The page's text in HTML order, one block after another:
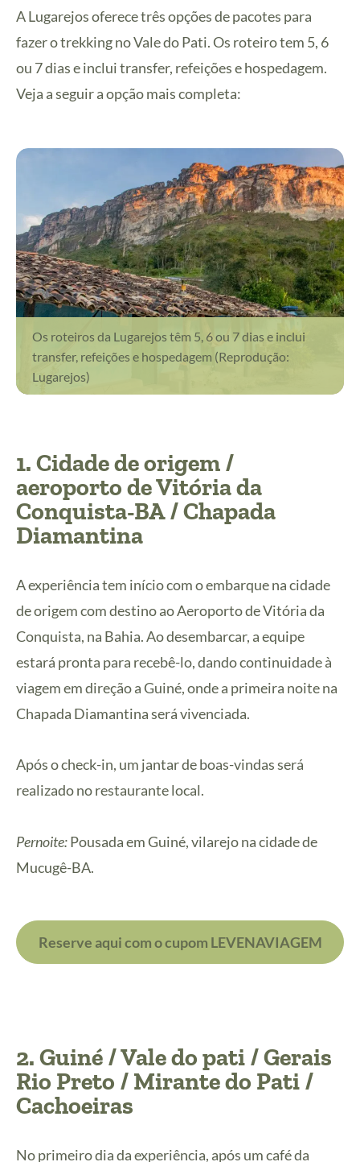
A Lugarejos oferece três opções de pacotes para
fazer o trekking no Vale do Pati. Os roteiro tem 5, 6
ou 7 dias e inclui transfer, refeições e hospedagem.
Veja a seguir a opção mais completa:
Os roteiros da Lugarejos têm 5, 6 ou 7 dias e inclui
transfer, refeições e hospedagem (Reprodução:
Lugarejos)
1. Cidade de origem /
aeroporto de Vitória da
Conquista-BA / Chapada
Diamantina
A experiência tem início com o embarque na cidade
de origem com destino ao Aeroporto de Vitória da
Conquista, na Bahia. Ao desembarcar, a equipe
estará pronta para recebê-lo, dando continuidade à
viagem em direção a Guiné, onde a primeira noite na
Chapada Diamantina será vivenciada.
Após o check-in, um jantar de boas-vindas será
realizado no restaurante local.
Pernoite:Pousada em Guiné, vilarejo na cidade de
Mucugê-BA.
Reserve aqui com o cupom LEVENAVIAGEM
2. Guiné / Vale do pati / Gerais
Rio Preto / Mirante do Pati /
Cachoeiras
No primeiro dia da experiência, após um café da